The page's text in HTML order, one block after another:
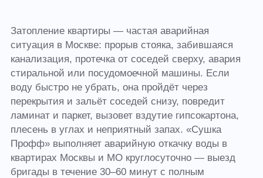
Затопление квартиры — частая аварийная
ситуация в Москве: прорыв стояка, забившаяся
канализация, протечка от соседей сверху, авария
стиральной или посудомоечной машины. Если
воду быстро не убрать, она пройдёт через
перекрытия и зальёт соседей снизу, повредит
ламинат и паркет, вызовет вздутие гипсокартона,
плесень в углах и неприятный запах. «Сушка
Профф» выполняет аварийную откачку воды в
квартирах Москвы и МО круглосуточно — выезд
бригады в течение 30–60 минут с полным